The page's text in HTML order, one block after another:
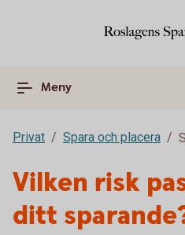
Meny
Privat Spara och placera
Vilken risk
ditt